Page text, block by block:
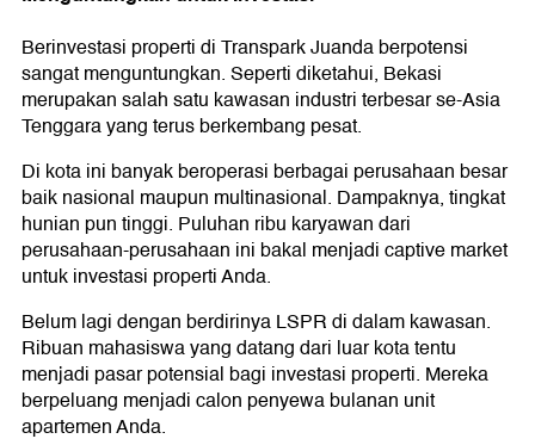
Berinvestasi properti di Transpark Juanda berpotensi
sangat menguntungkan. Seperti diketahui, Bekasi
merupakan salah satu kawasan industri terbesar se-Asia
Tenggara yang terus berkembang pesat.
Di kota ini banyak beroperasi berbagai perusahaan besar
baik nasional maupun multinasional. Dampaknya, tingkat
hunian pun tinggi. Puluhan ribu karyawan dari
perusahaan-perusahaan ini bakal menjadi captive market
untuk investasi properti Anda.
Belum lagi dengan berdirinya LSPR di dalam kawasan.
Ribuan mahasiswa yang datang dari luar kota tentu
menjadi pasar potensial bagi investasi properti. Mereka
berpeluang menjadi calon penyewa bulanan unit
apartemen Anda.